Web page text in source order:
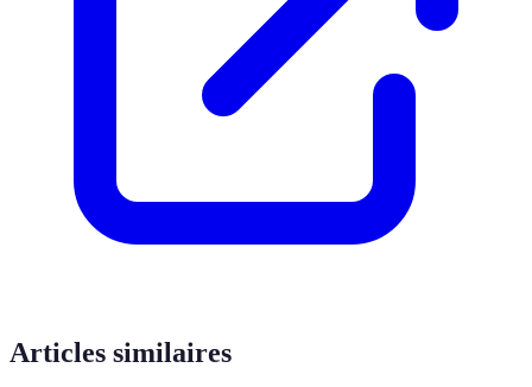
Articles similaires